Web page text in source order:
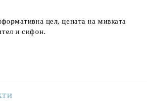
цел, цената на мивката
и сифон.